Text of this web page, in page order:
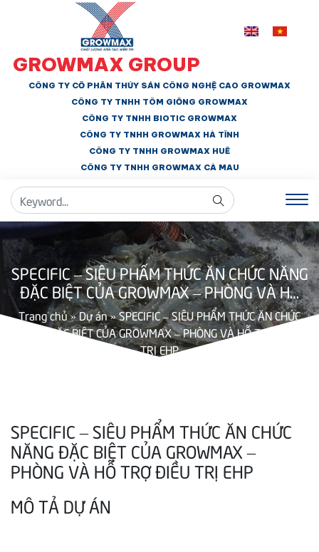
GROWMAX GROUP
CÔNG TY CỔ PHẦN THỦY SẢN CÔNG NGHỆ CAO GROWMAX
CÔNG TY TNHH TÔM GIỐNG GROWMAX
CÔNG TY TNHH BIOTIC GROWMAX
CÔNG TY TNHH GROWMAX HÀ TĨNH
CÔNG TY TNHH GROWMAX HUẾ
CÔNG TY TNHH GROWMAX CÀ MAU
SPECIFIC – SIÊU PHẨM THỨC ĂN CHỨC NĂNG
ĐẶC BIỆT CỦA GROWMAX – PHÒNG VÀ HỖ
TRỢ ĐIỀU TRỊ EHP
Trang chủ»Dự án»SPECIFIC – SIÊU PHẨM THỨC ĂN CHỨC
NĂNG ĐẶC BIỆT CỦA GROWMAX – PHÒNG VÀ HỖ TRỢ ĐIỀU
TRỊ EHP
SPECIFIC – SIÊU PHẨM THỨC ĂN CHỨC
NĂNG ĐẶC BIỆT CỦA GROWMAX –
PHÒNG VÀ HỖ TRỢ ĐIỀU TRỊ EHP
MÔ TẢ DỰ ÁN